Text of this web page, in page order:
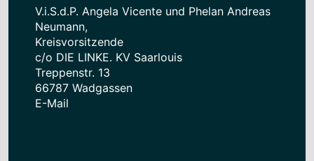
V.i.S.d.P. Angela Vicente und Phelan Andreas
Neumann,
Kreisvorsitzende
c/o DIE LINKE. KV Saarlouis
Treppenstr. 13
66787 Wadgassen
E-Mail